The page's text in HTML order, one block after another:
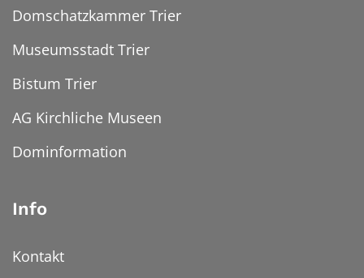
Domschatzkammer Trier
Museumsstadt Trier
Bistum Trier
AG Kirchliche Museen
Dominformation
Info
Kontakt